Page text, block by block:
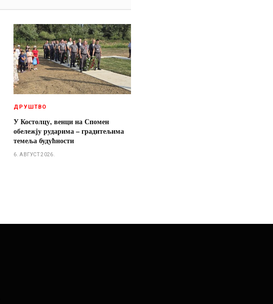
ДРУШТВО
У Костолцу, венци на Спомен
обележју рударима – градитељима
темеља будућности
6. АВГУСТ 2026.